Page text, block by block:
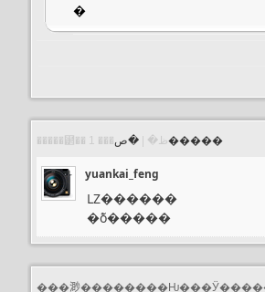
�
�����⹲�� 1 ���ظ� |�ص�����
yuankai_feng
LZ������
�ܺõ�����